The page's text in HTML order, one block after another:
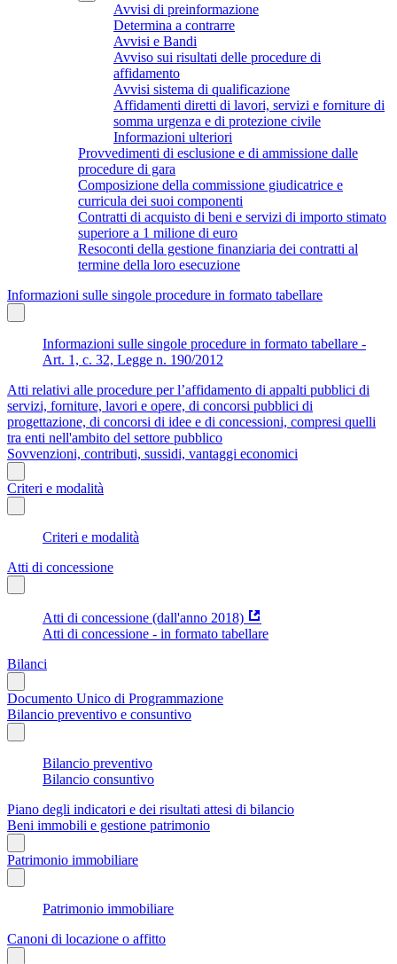
Avvisi di preinformazione
Determina a contrarre
Avvisi e Bandi
Avviso sui risultati delle procedure di
affidamento
Avvisi sistema di qualificazione
Affidamenti diretti di lavori, servizi e forniture di
somma urgenza e di protezione civile
Informazioni ulteriori
Provvedimenti di esclusione e di ammissione dalle
procedure di gara
Composizione della commissione giudicatrice e
curricula dei suoi componenti
Contratti di acquisto di beni e servizi di importo stimato
superiore a 1 milione di euro
Resoconti della gestione finanziaria dei contratti al
termine della loro esecuzione
Informazioni sulle singole procedure in formato tabellare
Informazioni sulle singole procedure in formato tabellare -
Art. 1, c. 32, Legge n. 190/2012
Atti relativi alle procedure per l’affidamento di appalti pubblici di
servizi, forniture, lavori e opere, di concorsi pubblici di
progettazione, di concorsi di idee e di concessioni, compresi quelli
tra enti nell'ambito del settore pubblico
Sovvenzioni, contributi, sussidi, vantaggi economici
Criteri e modalità
Criteri e modalità
Atti di concessione
Atti di concessione (dall'anno 2018)
Atti di concessione - in formato tabellare
Bilanci
Documento Unico di Programmazione
Bilancio preventivo e consuntivo
Bilancio preventivo
Bilancio consuntivo
Piano degli indicatori e dei risultati attesi di bilancio
Beni immobili e gestione patrimonio
Patrimonio immobiliare
Patrimonio immobiliare
Canoni di locazione o affitto